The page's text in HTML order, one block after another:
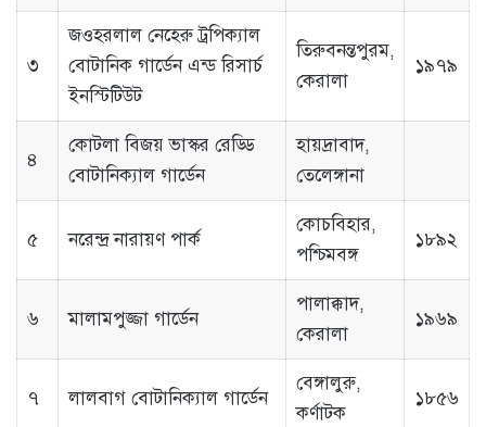
৩
জওহরলাল নেহেরু ট্রপিক্যাল
বোটানিক গার্ডেন এন্ড রিসার্চ
ইনস্টিটিউট
তিরুবনন্তপুরম,
কেরালা
১৯৭৯
৪
কোটলা বিজয় ভাস্কর রেড্ডি
বোটানিক্যাল গার্ডেন
হায়দ্রাবাদ,
তেলেঙ্গানা
৫ নরেন্দ্র নারায়ণ পার্ক
কোচবিহার,
পশ্চিমবঙ্গ
১৮৯২
৬ মালামপুজ্জা গার্ডেন
পালাক্কাদ,
কেরালা
১৯৬৯
৭ লালবাগ বোটানিক্যাল গার্ডেন
বেঙ্গালুরু,
কর্ণাটক
১৮৫৬